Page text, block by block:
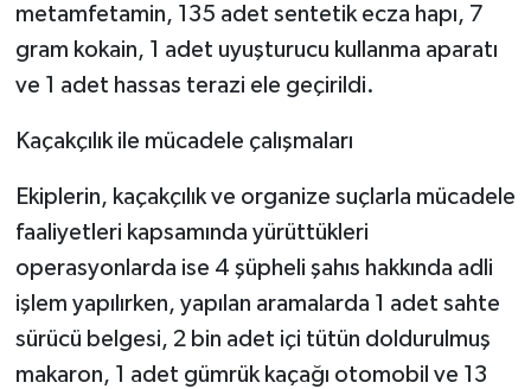
metamfetamin, 135 adet sentetik ecza hapı, 7
gram kokain, 1 adet uyuşturucu kullanma aparatı
ve 1 adet hassas terazi ele geçirildi.
Kaçakçılık ile mücadele çalışmaları
Ekiplerin, kaçakçılık ve organize suçlarla mücadele
faaliyetleri kapsamında yürüttükleri
operasyonlarda ise 4 şüpheli şahıs hakkında adli
işlem yapılırken, yapılan aramalarda 1 adet sahte
sürücü belgesi, 2 bin adet içi tütün doldurulmuş
makaron, 1 adet gümrük kaçağı otomobil ve 13